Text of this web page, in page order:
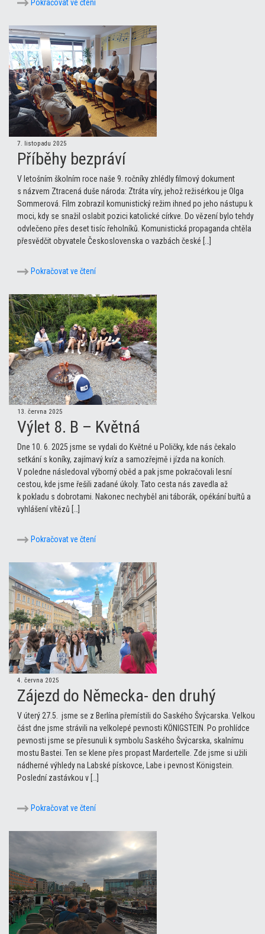
Pokračovat ve čtení
7. listopadu 2025
Příběhy bezpráví
V letošním školním roce naše 9. ročníky zhlédly filmový dokument
s názvem Ztracená duše národa: Ztráta víry, jehož režisérkou je Olga
Sommerová. Film zobrazil komunistický režim ihned po jeho nástupu k
moci, kdy se snažil oslabit pozici katolické církve. Do vězení bylo tehdy
odvlečeno přes deset tisíc řeholníků. Komunistická propaganda chtěla
přesvědčit obyvatele Československa o vazbách české […]
Pokračovat ve čtení
13. června 2025
Výlet 8. B – Květná
Dne 10. 6. 2025 jsme se vydali do Květné u Poličky, kde nás čekalo
setkání s koníky, zajímavý kvíz a samozřejmě i jízda na koních.
V poledne následoval výborný oběd a pak jsme pokračovali lesní
cestou, kde jsme řešili zadané úkoly. Tato cesta nás zavedla až
k pokladu s dobrotami. Nakonec nechyběl ani táborák, opékání buřtů a
vyhlášení vítězů […]
Pokračovat ve čtení
4. června 2025
Zájezd do Německa- den druhý
V úterý 27.5. jsme se z Berlína přemístili do Saského Švýcarska. Velkou
část dne jsme strávili na velkolepé pevnosti KÖNIGSTEIN. Po prohlídce
pevnosti jsme se přesunuli k symbolu Saského Švýcarska, skalnímu
mostu Bastei. Ten se klene přes propast Mardertelle. Zde jsme si užili
nádherné výhledy na Labské pískovce, Labe i pevnost Königstein.
Poslední zastávkou v […]
Pokračovat ve čtení